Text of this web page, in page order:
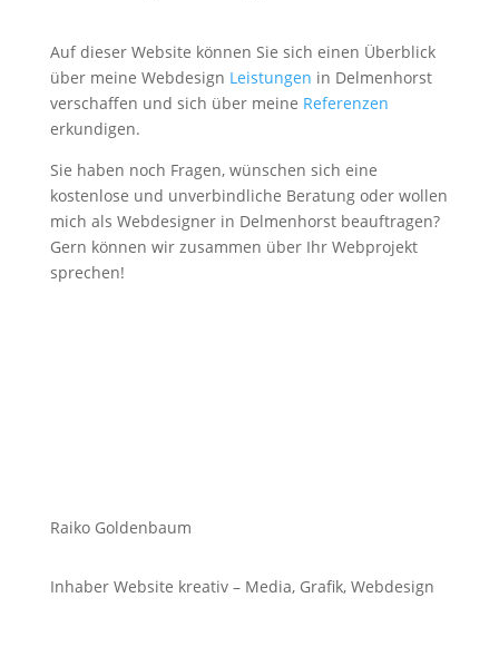
Auf dieser Website können Sie sich einen Überblick
über meine Webdesign Leistungen in Delmenhorst
verschaffen und sich über meine Referenzen
erkundigen.
Sie haben noch Fragen, wünschen sich eine
kostenlose und unverbindliche Beratung oder wollen
mich als Webdesigner in Delmenhorst beauftragen?
Gern können wir zusammen über Ihr Webprojekt
sprechen!
Raiko Goldenbaum
Inhaber Website kreativ – Media, Grafik, Webdesign